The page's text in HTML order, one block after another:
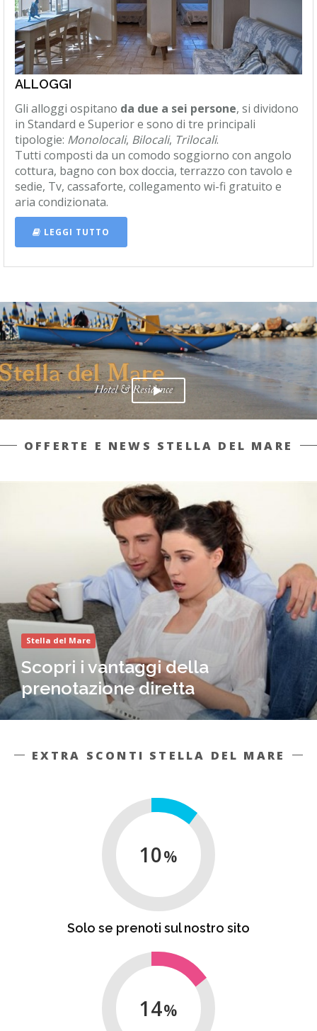
ALLOGGI
Gli alloggi ospitano da due a sei persone, si dividono
in Standard e Superior e sono di tre principali
tipologie: Monolocali, Bilocali, Trilocali.
Tutti composti da un comodo soggiorno con angolo
cottura, bagno con box doccia, terrazzo con tavolo e
sedie, Tv, cassaforte, collegamento wi-fi gratuito e
aria condizionata.
LEGGI TUTTO
OFFERTE E NEWS STELLA DEL MARE
Stella del Mare
Scopri i vantaggi della
prenotazione diretta
EXTRA SCONTI STELLA DEL MARE
10
Solo se prenoti sul nostro sito
14